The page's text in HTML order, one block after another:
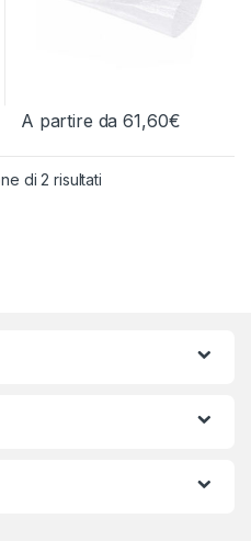
Le opzioni possono essere
A partire da61,60€
Questo prodotto ha più
di 2 risultatiOrdina in base al